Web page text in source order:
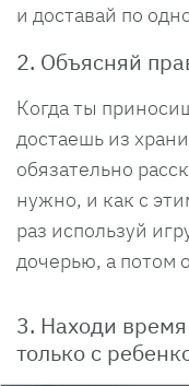
и доставай по
2. Объясняй
Когда ты
достаешь из
обязательно
нужно, и как с
раз используй
дочерью, а потом
3. Находи
только с